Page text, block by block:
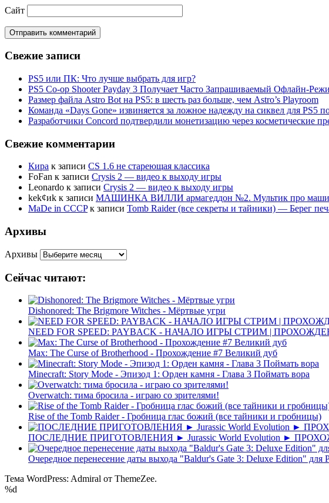
Сайт
Свежие записи
PS5 или ПК: Что лучше выбрать для игр?
PS5 Co-op Shooter Payday 3 Получает Часто Запрашиваемый Офлайн-
Размер файла Astro Bot на PS5: в шесть раз больше, чем Astro’s Playroom
Команда «Days Gone» извиняется за ложное надежду на сиквел для PS5
Разработчики Concord подтвердили монетизацию через косметические
Свежие комментарии
Кира к записи CS 1.6 не стареющая классика
FoFan к записи Crysis 2 — видео к выходу игры
Leonardo к записи Crysis 2 — видео к выходу игры
kek¢иk к записи МАШИНКА ВИЛЛИ армагеддон №2. Мультик про
MaDe in CCCPк записи Tomb Raider (все секреты и тайники) — Берег
Архивы
Архивы
Сейчас читают:
Dishonored: The Brigmore Witches - Мёртвые угри
NEED FOR SPEED: PAYBACK - НАЧАЛО ИГРЫ СТРИМ |
Max: The Curse of Brotherhood - Прохождение #7 Великий дуб
Minecraft: Story Mode - Эпизод 1: Орден камня - Глава 3 Поймать вора
Overwatch: тима бросила - играю со зрителями!
Rise of the Tomb Raider - Гробница глас божий (все тайники и гробницы)
ПОСЛЕДНИЕ ПРИГОТОВЛЕНИЯ ► Jurassic World Evolution ►
Очередное перенесение даты выхода "Baldur's Gate 3: Deluxe Edition" для
Тема WordPress: Admiral от ThemeZee.
%d